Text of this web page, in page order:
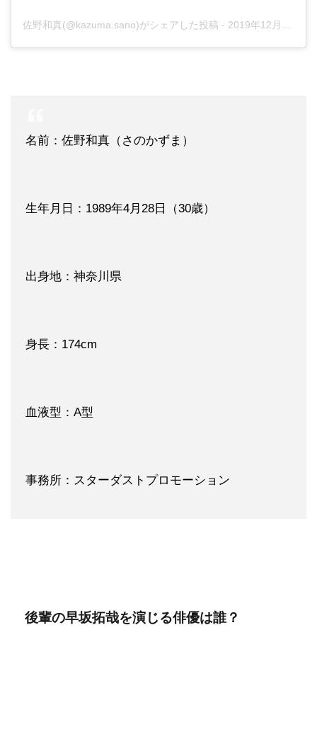
佐野和真(@kazuma.sano)がシェアした投稿 - 2019年12月月22日午後5時37分PST
名前：佐野和真（さのかずま）
生年月日：1989年4月28日（30歳）
出身地：神奈川県
身長：174cm
血液型：A型
事務所：スターダストプロモーション
後輩の早坂拓哉を演じる俳優は誰？